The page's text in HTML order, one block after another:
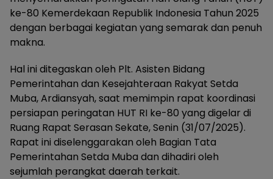
ke-80 Kemerdekaan Republik Indonesia Tahun 2025
dengan berbagai kegiatan yang semarak dan penuh
makna.
Hal ini ditegaskan oleh Plt. Asisten Bidang
Pemerintahan dan Kesejahteraan Rakyat Setda
Muba, Ardiansyah, saat memimpin rapat koordinasi
persiapan peringatan HUT RI ke-80 yang digelar di
Ruang Rapat Serasan Sekate, Senin (31/07/2025).
Rapat ini diselenggarakan oleh Bagian Tata
Pemerintahan Setda Muba dan dihadiri oleh
sejumlah perangkat daerah terkait.